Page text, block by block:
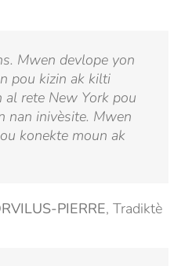
Mwen devlope yon
pou kizin ak kilti
al rete New York pou
nan inivèsite. Mwen
konekte moun ak
PIERRE, Tradiktè